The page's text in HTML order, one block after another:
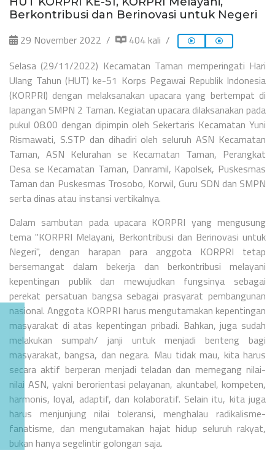
Berkontribusi dan Berinovasi untuk Negeri
29 November 2022
404 kali
Selasa (29/11/2022) Kecamatan Taman memperingati Hari
Ulang Tahun (HUT) ke-51 Korps Pegawai Republik Indonesia
(KORPRI) dengan melaksanakan upacara yang bertempat di
lapangan SMPN 2 Taman. Kegiatan upacara dilaksanakan pada
pukul 08.00 dengan dipimpin oleh Sekertaris Kecamatan Yuni
Rismawati, S.STP dan dihadiri oleh seluruh ASN Kecamatan
Taman, ASN Kelurahan se Kecamatan Taman, Perangkat
Desa se Kecamatan Taman, Danramil, Kapolsek, Puskesmas
Taman dan Puskesmas Trosobo, Korwil, Guru SDN dan SMPN
serta dinas atau instansi vertikalnya.
Dalam sambutan pada upacara KORPRI yang mengusung
tema "KORPRI Melayani, Berkontribusi dan Berinovasi untuk
Negeri", dengan harapan para anggota KORPRI tetap
bersemangat dalam bekerja dan berkontribusi melayani
kepentingan publik dan mewujudkan fungsinya sebagai
perekat persatuan bangsa sebagai prasyarat pembangunan
nasional. Anggota KORPRI harus mengutamakan kepentingan
masyarakat di atas kepentingan pribadi. Bahkan, juga sudah
melakukan sumpah/ janji untuk menjadi benteng bagi
masyarakat, bangsa, dan negara. Mau tidak mau, kita harus
secara aktif berperan menjadi teladan dan memegang nilai-
nilai ASN, yakni berorientasi pelayanan, akuntabel, kompeten,
harmonis, loyal, adaptif, dan kolaboratif. Selain itu, kita juga
harus menjunjung nilai toleransi, menghalau radikalisme-
fanatisme, dan mengutamakan hajat hidup seluruh rakyat,
bukan hanya segelintir golongan saja.